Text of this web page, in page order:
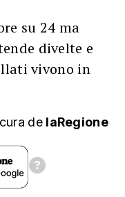
su 24 ma
divelte e
vivono in
de laRegione